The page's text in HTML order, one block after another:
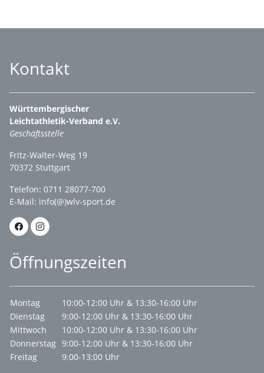
Kontakt
Württembergischer
Leichtathletik-Verband e.V.
Geschäftsstelle
Fritz-Walter-Weg 19
70372 Stuttgart
Telefon: 0711 28077-700
E-Mail: info(@)wlv-sport.de
Öffnungszeiten
Montag
10:00-12:00 Uhr & 13:30-16:00 Uhr
Dienstag
9:00-12:00 Uhr & 13:30-16:00 Uhr
Mittwoch
10:00-12:00 Uhr & 13:30-16:00 Uhr
Donnerstag 9:00-12:00 Uhr & 13:30-16:00 Uhr
Freitag
9:00-13:00 Uhr